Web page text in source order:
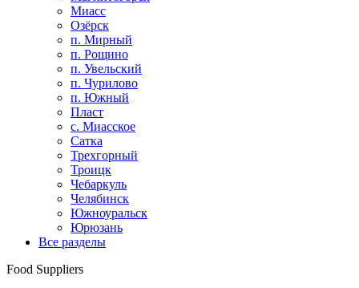
Миасс
Озёрск
п. Мирный
п. Рощино
п. Увельский
п. Чурилово
п. Южный
Пласт
с. Миасское
Сатка
Трехгорный
Троицк
Чебаркуль
Челябинск
Южноуральск
Юрюзань
Все разделы
Food Suppliers